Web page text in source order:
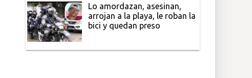
Lo amordazan, asesinan,
arrojan a la playa, le roban la
bici y quedan preso